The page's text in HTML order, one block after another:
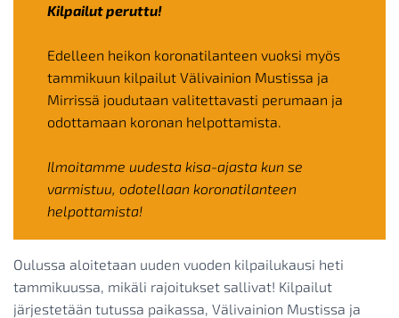
Kilpailut peruttu!
Edelleen heikon koronatilanteen vuoksi myös
tammikuun kilpailut Välivainion Mustissa ja
Mirrissä joudutaan valitettavasti perumaan ja
odottamaan koronan helpottamista.
Ilmoitamme uudesta kisa-ajasta kun se
varmistuu, odotellaan koronatilanteen
helpottamista!
Oulussa aloitetaan uuden vuoden kilpailukausi heti
tammikuussa, mikäli rajoitukset sallivat! Kilpailut
järjestetään tutussa paikassa, Välivainion Mustissa ja